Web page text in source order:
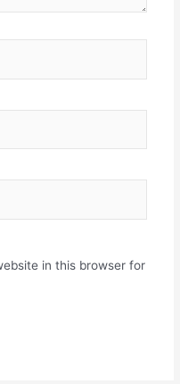
in this browser for